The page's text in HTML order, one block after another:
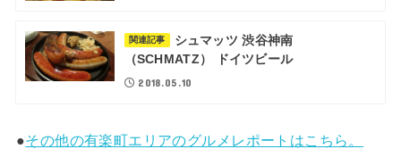
関連記事
シュマッツ 渋谷神南
（SCHMATZ） ドイツビール
2018.05.10
●その他の有楽町エリアのグルメレポートはこちら。